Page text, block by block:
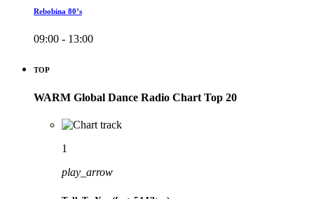
Rebobina 80’s
09:00 - 13:00
TOP
WARM Global Dance Radio Chart Top 20
1
play_arrow